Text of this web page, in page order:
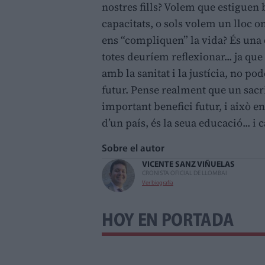
nostres fills? Volem que
capacitats, o sols volem un lloc
ens “compliquen” la vida? És
totes deuríem reflexionar... ja que
amb la sanitat i la justícia, no
futur. Pense realment que un
important benefici futur, i això
d’un país, és la seua educació...
Sobre el autor
VICENTE SANZ VIÑUELAS
CRONISTA OFICIAL DE LLOMBAI
Ver biografía
HOY EN PORTADA